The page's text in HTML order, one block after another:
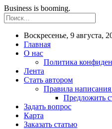
Business is booming.
Воскресенье, 9 августа,
Главная
О нас
Политика
Лента
Стать автором
Правила
Предложить
Задать вопрос
Карта
Заказать статью